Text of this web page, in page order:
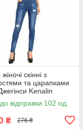
скінні з
та царапками
Kenalin
відправки 102 од.
₴ 276 ₴